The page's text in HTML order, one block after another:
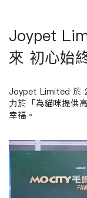
Joypet
來 初心始
Joypet Limited 於
力於「為貓咪提供
幸福。